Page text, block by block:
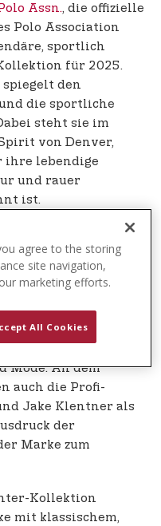
Assn., die offizielle
Polo Association
sportlich
für 2025.
den
die sportliche
steht sie im
von Denver,
ihre lebendige
und rauer
ist.
bis zu den ruhigen
diese malerischen
für die globale
von U.S. Polo Assn.
orientiert sich am
Stil und
Mode. An dem
auch die Profi-
Jake Klentner als
der
Marke zum
Kollektion
mit klassischem,
agree to the storing
site navigation,
marketing efforts.
All Cookies